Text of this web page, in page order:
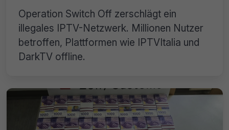
Operation Switch Off zerschlägt ein
illegales IPTV-Netzwerk. Millionen Nutzer
betroffen, Plattformen wie IPTVItalia und
DarkTV offline.